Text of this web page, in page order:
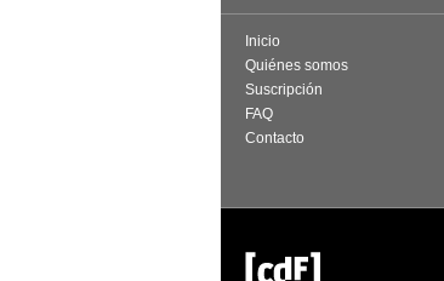
Inicio
Quiénes somos
Suscripción
FAQ
Contacto